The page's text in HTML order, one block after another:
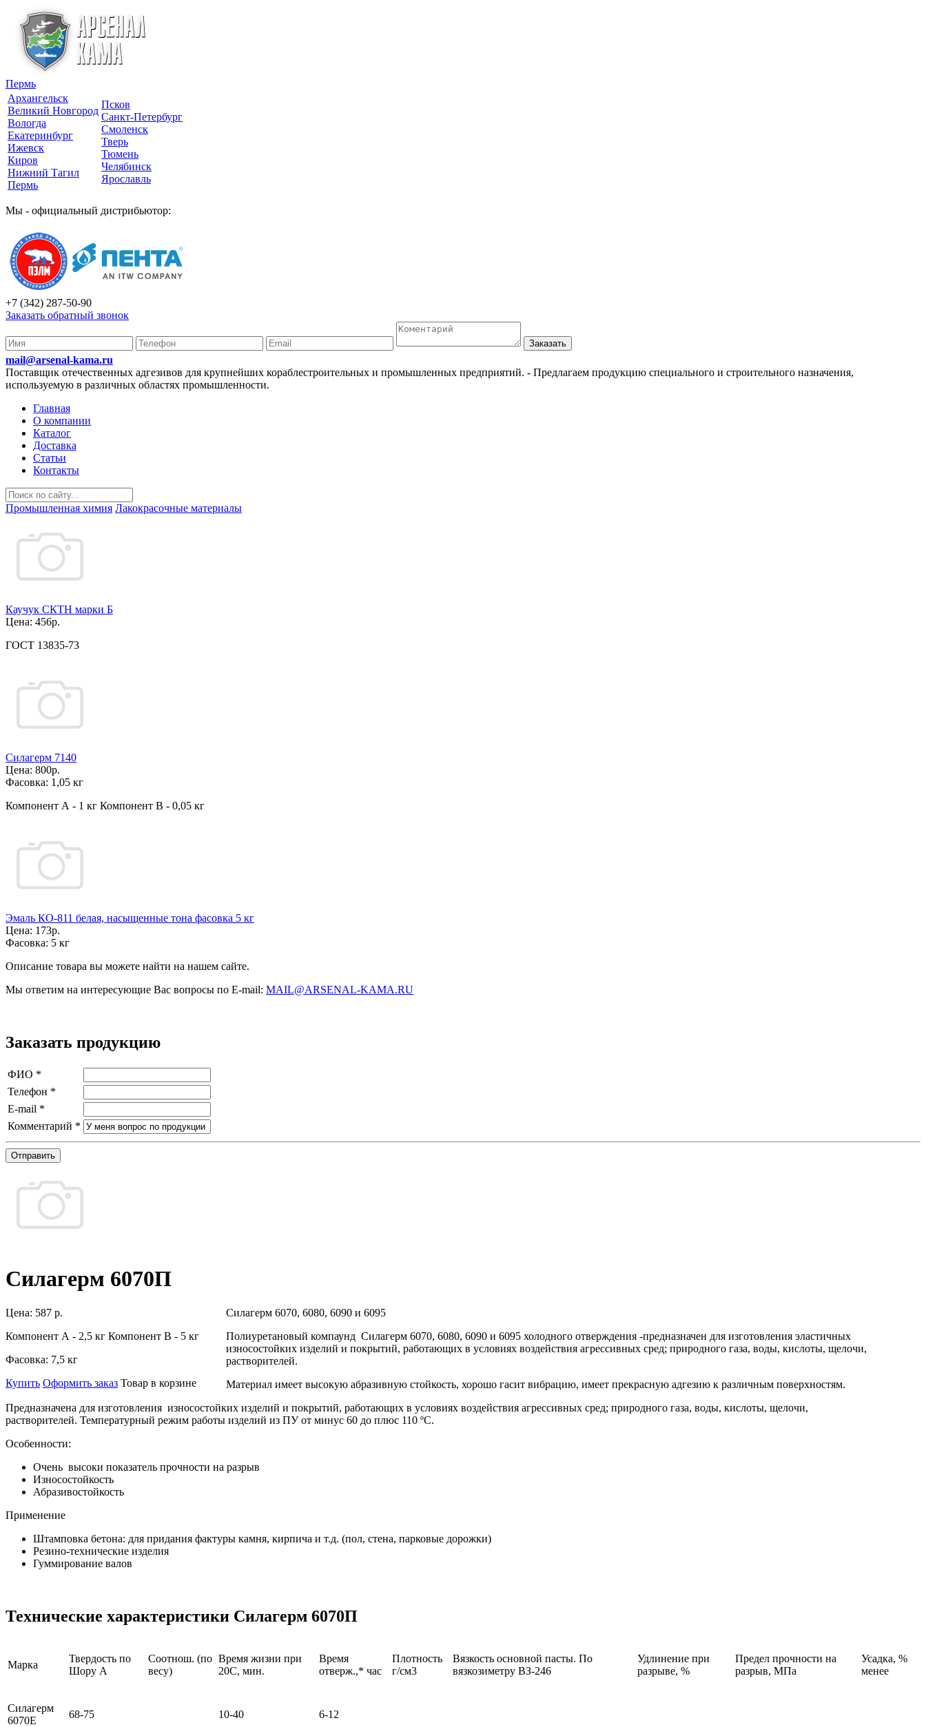
Пермь
Архангельск
Великий Новгород
Вологда
Екатеринбург
Ижевск
Киров
Нижний Тагил
Пермь
Псков
Санкт-Петербург
Смоленск
Тверь
Тюмень
Челябинск
Ярославль
Мы - официальный дистрибьютор:
+7 (342) 287-50-90
Заказать обратный звонок
Заказать
mail@arsenal-kama.ru
Поставщик отечественных адгезивов для крупнейших кораблестроительных и промышленных предприятий. - Предлагаем продукцию специального и строительного назначения,
используемую в различных областях промышленности.
Главная
О компании
Каталог
Доставка
Статьи
Контакты
Промышленная химия Лакокрасочные материалы
Каучук СКТН марки Б
Цена: 456р.
ГОСТ 13835-73
Силагерм 7140
Цена: 800р.
Фасовка: 1,05 кг
Компонент А - 1 кг Компонент В - 0,05 кг
Эмаль КО-811 белая, насыщенные тона фасовка 5 кг
Цена: 173р.
Фасовка: 5 кг
Описание товара вы можете найти на нашем сайте.
Мы ответим на интересующие Вас вопросы по E-mail: MAIL@ARSENAL-KAMA.RU
Заказать продукцию
ФИО *
Телефон *
E-mail *
Комментарий *
Отправить
Силагерм 6070П
Цена: 587 р.
Компонент А - 2,5 кг Компонент В - 5 кг
Фасовка: 7,5 кг
Купить Оформить заказ Товар в корзине
Силагерм 6070, 6080, 6090 и 6095
Полиуретановый компаунд Силагерм 6070, 6080, 6090 и 6095 холодного отверждения -предназначен для изготовления эластичных
износостойких изделий и покрытий, работающих в условиях воздействия агрессивных сред; природного газа, воды, кислоты, щелочи,
растворителей.
Материал имеет высокую абразивную стойкость, хорошо гасит вибрацию, имеет прекрасную адгезию к различным поверхностям.
Предназначена для изготовления износостойких изделий и покрытий, работающих в условиях воздействия агрессивных сред; природного газа, воды, кислоты, щелочи,
растворителей. Температурный режим работы изделий из ПУ от минус 60 до плюс 110 ºС.
Особенности:
Очень высоки показатель прочности на разрыв
Износостойкость
Абразивостойкость
Применение
Штамповка бетона: для придания фактуры камня, кирпича и т.д. (пол, стена, парковые дорожки)
Резино-технические изделия
Гуммирование валов
Технические характеристики Силагерм 6070П
Марка
Твердость по
Шору A
Соотнош. (по
весу)
Время жизни при
20С, мин.
Время
отверж.,* час
Плотность
г/см3
Вязкость основной пасты. По
вязкозиметру ВЗ-246
Удлинение при
разрыве, %
Предел прочности на
разрыв, МПа
Усадка, %
менее
Силагерм
6070Е
68-75 10-40 6-12